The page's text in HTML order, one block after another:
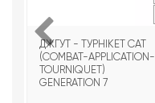
ДЖГУТ - ТУРНІКЕТ CAT
(COMBAT-APPLICATION-
TOURNIQUET)
GENERATION 7